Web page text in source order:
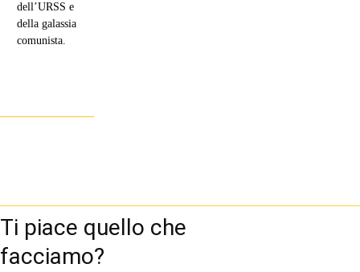
dell’URSS e
della galassia
comunista.
Ti piace quello che
facciamo?